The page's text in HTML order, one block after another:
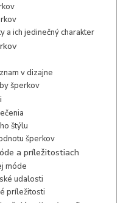
a ich jedinečný charakter
v dizajne
šperkov
štýlu
šperkov
a príležitostiach
móde
udalosti
príležitosti